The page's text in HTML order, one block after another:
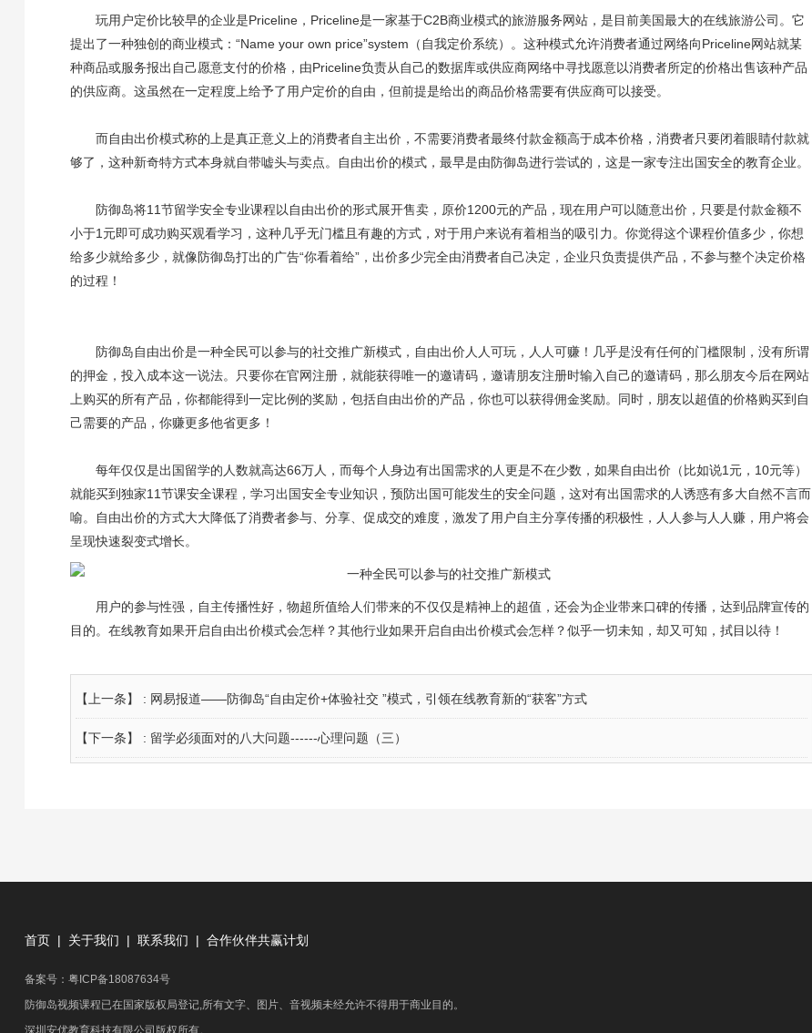
玩用户定价比较早的企业是Priceline， Priceline是一家基于C2B商业模式的旅游服务网站，是目前美国最大的在线旅游公司。它
提出了一种独创的商业模式：“Name your own price”system（自我定价系统）。这种模式允许消费者通过网络向Priceline网站就某
种商品或服务报出自己愿意支付的价格，由Priceline负责从自己的数据库或供应商网络中寻找愿意以消费者所定的价格出售该种产品
的供应商。这虽然在一定程度上给予了用户定价的自由，但前提是给出的商品价格需要有供应商可以接受。
而自由出价模式称的上是真正意义上的消费者自主出价，不需要消费者最终付款金额高于成本价格，消费者只要闭着眼睛付款就
够了，这种新奇特方式本身就自带嘘头与卖点。自由出价的模式，最早是由防御岛进行尝试的，这是一家专注出国安全的教育企业。
防御岛将11节留学安全专业课程以自由出价的形式展开售卖，原价1200元的产品，现在用户可以随意出价，只要是付款金额不
小于1元即可成功购买观看学习，这种几乎无门槛且有趣的方式，对于用户来说有着相当的吸引力。你觉得这个课程价值多少，你想
给多少就给多少，就像防御岛打出的广告“你看着给”，出价多少完全由消费者自己决定，企业只负责提供产品，不参与整个决定价格
的过程！
防御岛自由出价是一种全民可以参与的社交推广新模式，自由出价人人可玩，人人可赚！几乎是没有任何的门槛限制，没有所谓
的押金，投入成本这一说法。只要你在官网注册，就能获得唯一的邀请码，邀请朋友注册时输入自己的邀请码，那么朋友今后在网站
上购买的所有产品，你都能得到一定比例的奖励，包括自由出价的产品，你也可以获得佣金奖励。同时，朋友以超值的价格购买到自
己需要的产品，你赚更多他省更多！
每年仅仅是出国留学的人数就高达66万人，而每个人身边有出国需求的人更是不在少数，如果自由出价（比如说1元，10元等）
就能买到独家11节课安全课程，学习出国安全专业知识，预防出国可能发生的安全问题，这对有出国需求的人诱惑有多大自然不言而
喻。自由出价的方式大大降低了消费者参与、分享、促成交的难度，激发了用户自主分享传播的积极性，人人参与人人赚，用户将会
呈现快速裂变式增长。
用户的参与性强，自主传播性好，物超所值给人们带来的不仅仅是精神上的超值，还会为企业带来口碑的传播，达到品牌宣传的
目的。在线教育如果开启自由出价模式会怎样？其他行业如果开启自由出价模式会怎样？似乎一切未知，却又可知，拭目以待！
【上一条】 : 网易报道——防御岛“自由定价+体验社交 ”模式，引领在线教育新的“获客”方式
【下一条】 : 留学必须面对的八大问题------心理问题（三）
首页 | 关于我们 | 联系我们 | 合作伙伴共赢计划
备案号： 粤ICP备18087634号
防御岛视频课程已在国家版权局登记,所有文字、图片、音视频未经允许不得用于商业目的。
深圳安优教育科技有限公司版权所有。